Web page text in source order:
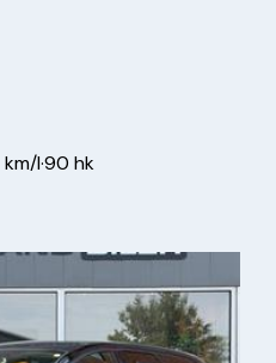
km/l·90 hk